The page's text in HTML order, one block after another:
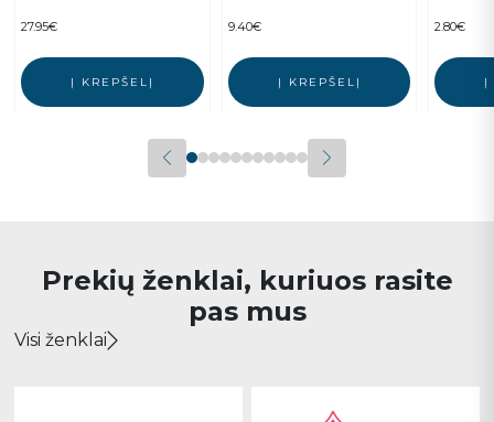
27.95€
Į KREPŠELĮ
9.40€
Į KREPŠELĮ
2.80€
Į
Prekių ženklai, kuriuos rasite
pas mus
Visi ženklai